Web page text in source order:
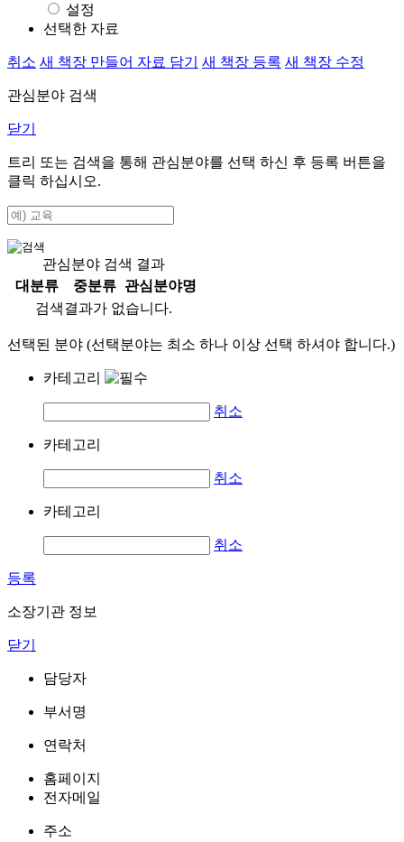
설정
선택한 자료
취소 새 책장 만들어 자료 담기 새 책장 등록 새 책장 수정
관심분야 검색
닫기
트리 또는 검색을 통해 관심분야를 선택 하신 후 등록 버튼을
클릭 하십시오.
관심분야 검색 결과
대분류
중분류
관심분야명
검색결과가 없습니다.
선택된 분야 (선택분야는 최소 하나 이상 선택 하셔야 합니다.)
카테고리
취소
카테고리
취소
카테고리
취소
등록
소장기관 정보
닫기
담당자
부서명
연락처
홈페이지
전자메일
주소